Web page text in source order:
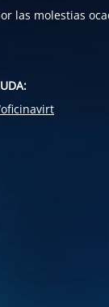
las molestias